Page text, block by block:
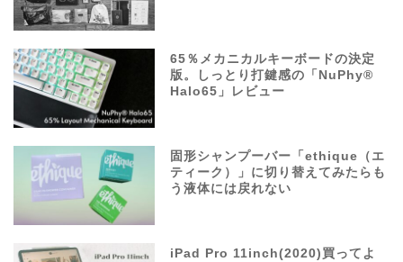
65％メカニカルキーボードの決定
版。しっとり打鍵感の「NuPhy®
Halo65」レビュー
固形シャンプーバー「ethique（エ
ティーク）」に切り替えてみたらも
う液体には戻れない
iPad Pro 11inch(2020)買ってよ